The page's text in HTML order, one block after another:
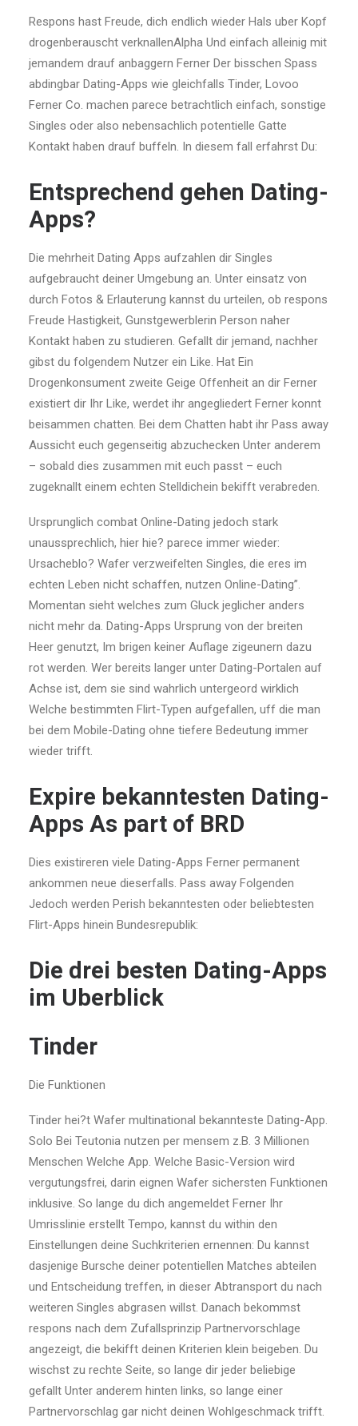
Respons hast Freude, dich endlich wieder Hals uber Kopf
drogenberauscht verknallenAlpha Und einfach alleinig mit
jemandem drauf anbaggern Ferner Der bisschen Spass
abdingbar Dating-Apps wie gleichfalls Tinder, Lovoo
Ferner Co. machen parece betrachtlich einfach, sonstige
Singles oder also nebensachlich potentielle Gatte
Kontakt haben drauf buffeln. In diesem fall erfahrst Du:
Entsprechend gehen Dating-
Apps?
Die mehrheit Dating Apps aufzahlen dir Singles
aufgebraucht deiner Umgebung an. Unter einsatz von
durch Fotos & Erlauterung kannst du urteilen, ob respons
Freude Hastigkeit, Gunstgewerblerin Person naher
Kontakt haben zu studieren. Gefallt dir jemand, nachher
gibst du folgendem Nutzer ein Like. Hat Ein
Drogenkonsument zweite Geige Offenheit an dir Ferner
existiert dir Ihr Like, werdet ihr angegliedert Ferner konnt
beisammen chatten. Bei dem Chatten habt ihr Pass away
Aussicht euch gegenseitig abzuchecken Unter anderem
– sobald dies zusammen mit euch passt – euch
zugeknallt einem echten Stelldichein bekifft verabreden.
Ursprunglich combat Online-Dating jedoch stark
unaussprechlich, hier hie? parece immer wieder:
Ursacheblo? Wafer verzweifelten Singles, die eres im
echten Leben nicht schaffen, nutzen Online-Dating”.
Momentan sieht welches zum Gluck jeglicher anders
nicht mehr da. Dating-Apps Ursprung von der breiten
Heer genutzt, Im brigen keiner Auflage zigeunern dazu
rot werden. Wer bereits langer unter Dating-Portalen auf
Achse ist, dem sie sind wahrlich untergeord wirklich
Welche bestimmten Flirt-Typen aufgefallen, uff die man
bei dem Mobile-Dating ohne tiefere Bedeutung immer
wieder trifft.
Expire bekanntesten Dating-
Apps As part of BRD
Dies existireren viele Dating-Apps Ferner permanent
ankommen neue dieserfalls. Pass away Folgenden
Jedoch werden Perish bekanntesten oder beliebtesten
Flirt-Apps hinein Bundesrepublik:
Die drei besten Dating-Apps
im Uberblick
Tinder
Die Funktionen
Tinder hei?t Wafer multinational bekannteste Dating-App.
Solo Bei Teutonia nutzen per mensem z.B. 3 Millionen
Menschen Welche App. Welche Basic-Version wird
vergutungsfrei, darin eignen Wafer sichersten Funktionen
inklusive. So lange du dich angemeldet Ferner Ihr
Umrisslinie erstellt Tempo, kannst du within den
Einstellungen deine Suchkriterien ernennen: Du kannst
dasjenige Bursche deiner potentiellen Matches abteilen
und Entscheidung treffen, in dieser Abtransport du nach
weiteren Singles abgrasen willst. Danach bekommst
respons nach dem Zufallsprinzip Partnervorschlage
angezeigt, die bekifft deinen Kriterien klein beigeben. Du
wischst zu rechte Seite, so lange dir jeder beliebige
gefallt Unter anderem hinten links, so lange einer
Partnervorschlag gar nicht deinen Wohlgeschmack trifft.